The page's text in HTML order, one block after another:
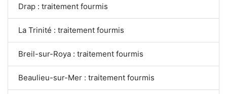
Drap : traitement fourmis
La Trinité : traitement fourmis
Breil-sur-Roya : traitement fourmis
Beaulieu-sur-Mer : traitement fourmis